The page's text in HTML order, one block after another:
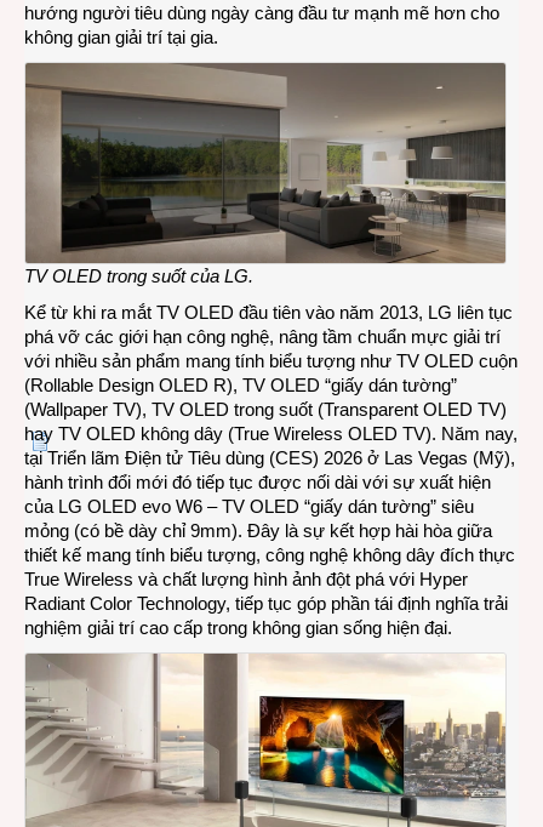
hướng người tiêu dùng ngày càng đầu tư mạnh mẽ hơn cho
không gian giải trí tại gia.
TV OLED trong suốt của LG.
Kể từ khi ra mắt TV OLED đầu tiên vào năm 2013, LG liên tục
phá vỡ các giới hạn công nghệ, nâng tầm chuẩn mực giải trí
với nhiều sản phẩm mang tính biểu tượng như TV OLED cuộn
(Rollable Design OLED R), TV OLED “giấy dán tường”
(Wallpaper TV), TV OLED trong suốt (Transparent OLED TV)
hay TV OLED không dây (True Wireless OLED TV). Năm nay,
tại Triển lãm Điện tử Tiêu dùng (CES) 2026 ở Las Vegas (Mỹ),
hành trình đổi mới đó tiếp tục được nối dài với sự xuất hiện
của LG OLED evo W6 – TV OLED “giấy dán tường” siêu
mỏng (có bề dày chỉ 9mm). Đây là sự kết hợp hài hòa giữa
thiết kế mang tính biểu tượng, công nghệ không dây đích thực
True Wireless và chất lượng hình ảnh đột phá với Hyper
Radiant Color Technology, tiếp tục góp phần tái định nghĩa trải
nghiệm giải trí cao cấp trong không gian sống hiện đại.